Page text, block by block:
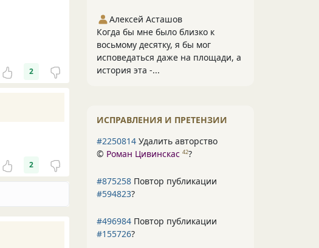
2
2
Алексей Асташов
Когда бы мне было близко к
восьмому десятку, я бы мог
исповедаться даже на площади, а
история эта -...
ИСПРАВЛЕНИЯ И ПРЕТЕНЗИИ
#2250814 Удалить авторство
© Роман Цивинскас 42?
#875258 Повтор публикации
#594823?
#496984 Повтор публикации
#155726?